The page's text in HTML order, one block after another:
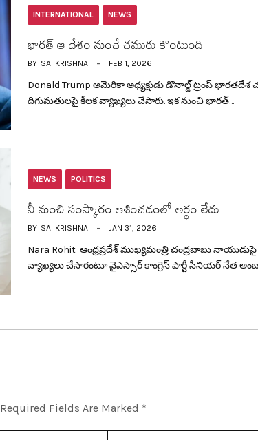
INTERNATIONAL NEWS
భార‌త్ ఆ దేశం నుంచే చ‌మురు కొంటుంది
BY SAI KRISHNA FEB 1, 2026
Donald Trump అమెరికా అధ్య‌క్షుడు డొనాల్డ్ ట్రంప్ భార‌త‌దేశ
దిగుమతుల‌పై కీల‌క వ్యాఖ్య‌లు చేసారు. ఇక నుంచి భార‌త్…
NEWS POLITICS
నీ నుంచి సంస్కారం ఆశించ‌డంలో అర్థం లేదు
BY SAI KRISHNA JAN 31, 2026
Nara Rohit ఆంధ్ర‌ప్ర‌దేశ్ ముఖ్య‌మంత్రి చంద్ర‌బాబు
వ్యాఖ్య‌లు చేసారంటూ వైఎస్సార్ కాంగ్రెస్ పార్టీ సీనియ‌ర్ నేత
Required Fields Are Marked *